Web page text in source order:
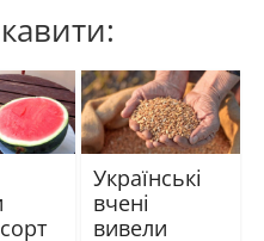
Українські
вчені
вивели